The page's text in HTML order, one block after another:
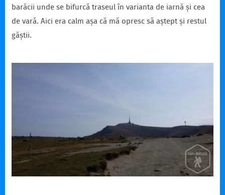
barăcii unde se bifurcă traseul în varianta de iarnă și cea
de vară. Aici era calm așa că mă opresc să aștept și restul
găștii.